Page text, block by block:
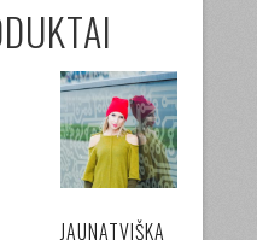
JAUNATVIŠKA